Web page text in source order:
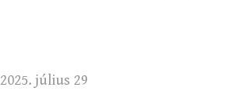
2025. július 29